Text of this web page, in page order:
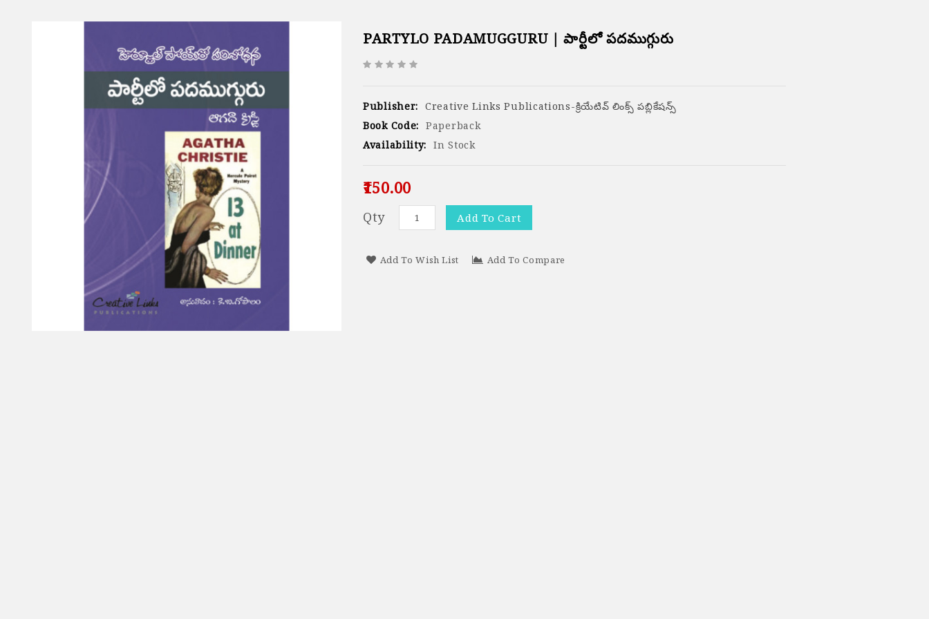
PARTYLO PADAMUGGURU | పార్టీలో పదముగ్గురు
Publisher: Creative Links Publications-క్రియేటివ్ లింక్స్ పబ్లికేషన్స్
Book Code: Paperback
Availability: In Stock
₹150.00
Qty Add To Cart
Add To Wish List Add To Compare